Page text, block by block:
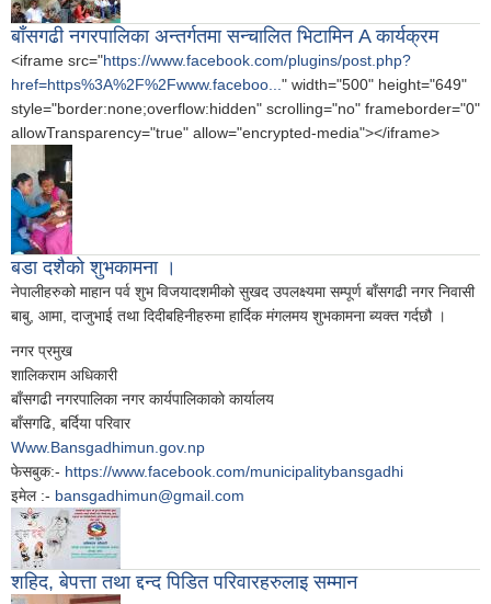
बाँसगढी नगरपालिका अन्तर्गतमा सन्चालित भिटामिन A कार्यक्रम
<iframe src="https://www.facebook.com/plugins/post.php?
href=https%3A%2F%2Fwww.faceboo..." width="500" height="649"
style="border:none;overflow:hidden" scrolling="no" frameborder="0"
allowTransparency="true" allow="encrypted-media"></iframe>
बडा दशैकाे शुभकामना ।
नेपालीहरुको माहान पर्व शुभ विजयादशमीको सुखद उपलक्ष्यमा सम्पूर्ण बाँसगढी नगर निवासी
बाबु, आमा, दाजुभाई तथा दिदीबहिनीहरुमा हार्दिक मंगलमय शुभकामना ब्यक्त गर्दछौ ।
नगर प्रमुख
शालिकराम अधिकारी
बाँसगढी नगरपालिका नगर कार्यपालिकाकाे कार्यालय
बाँसगढि, बर्दिया परिवार
Www.Bansgadhimun.gov.np
फेसबुक:- https://www.facebook.com/municipalitybansgadhi
इमेल :- bansgadhimun@gmail.com
शहिद, बेपत्ता तथा द्दन्द पिडित परिवारहरुलाइ सम्मान